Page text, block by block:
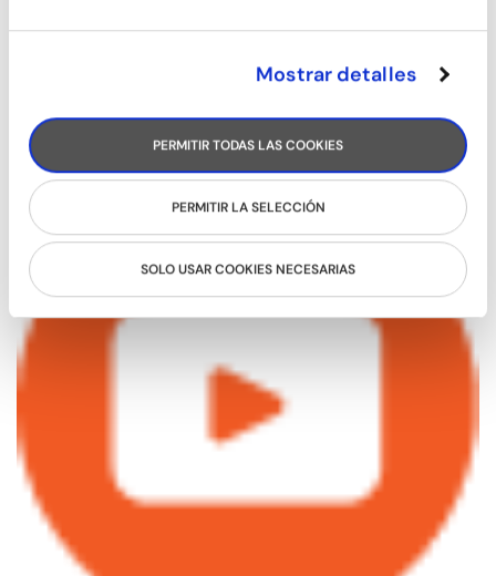
Mostrar detalles
PERMITIR TODAS LAS COOKIES
PERMITIR LA SELECCIÓN
SOLO USAR COOKIES NECESARIAS